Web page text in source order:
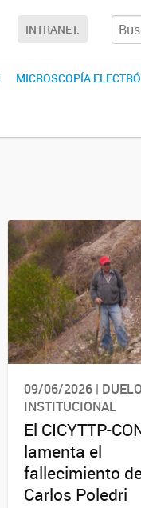
INTRANET.
MICROSCOPÍA
09/06/2026 | DUELO
INSTITUCIONAL
El CICYTTP-
lamenta el
fallecimiento
Carlos Poledri